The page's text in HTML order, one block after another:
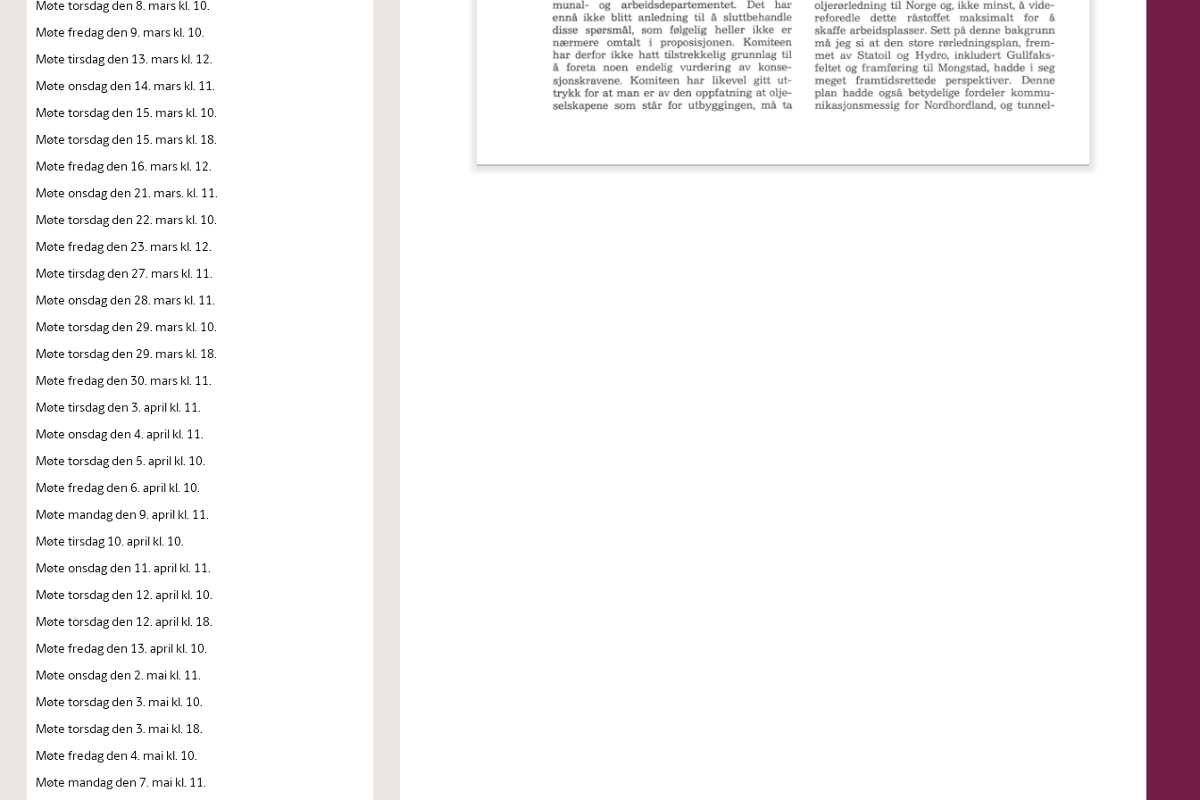
Møte torsdag den 8. mars kl. 10.
Møte fredag den 9. mars kl. 10.
Møte tirsdag den 13. mars kl. 12.
Møte onsdag den 14. mars kl. 11.
Møte torsdag den 15. mars kl. 10.
Møte torsdag den 15. mars kl. 18.
Møte fredag den 16. mars kl. 12.
Møte onsdag den 21. mars. kl. 11.
Møte torsdag den 22. mars kl. 10.
Møte fredag den 23. mars kl. 12.
Møte tirsdag den 27. mars kl. 11.
Møte onsdag den 28. mars kl. 11.
Møte torsdag den 29. mars kl. 10.
Møte torsdag den 29. mars kl. 18.
Møte fredag den 30. mars kl. 11.
Møte tirsdag den 3. april kl. 11.
Møte onsdag den 4. april kl. 11.
Møte torsdag den 5. april kl. 10.
Møte fredag den 6. april kl. 10.
Møte mandag den 9. april kl. 11.
Møte tirsdag 10. april kl. 10.
Møte onsdag den 11. april kl. 11.
Møte torsdag den 12. april kl. 10.
Møte torsdag den 12. april kl. 18.
Møte fredag den 13. april kl. 10.
Møte onsdag den 2. mai kl. 11.
Møte torsdag den 3. mai kl. 10.
Møte torsdag den 3. mai kl. 18.
Møte fredag den 4. mai kl. 10.
Møte mandag den 7. mai kl. 11.